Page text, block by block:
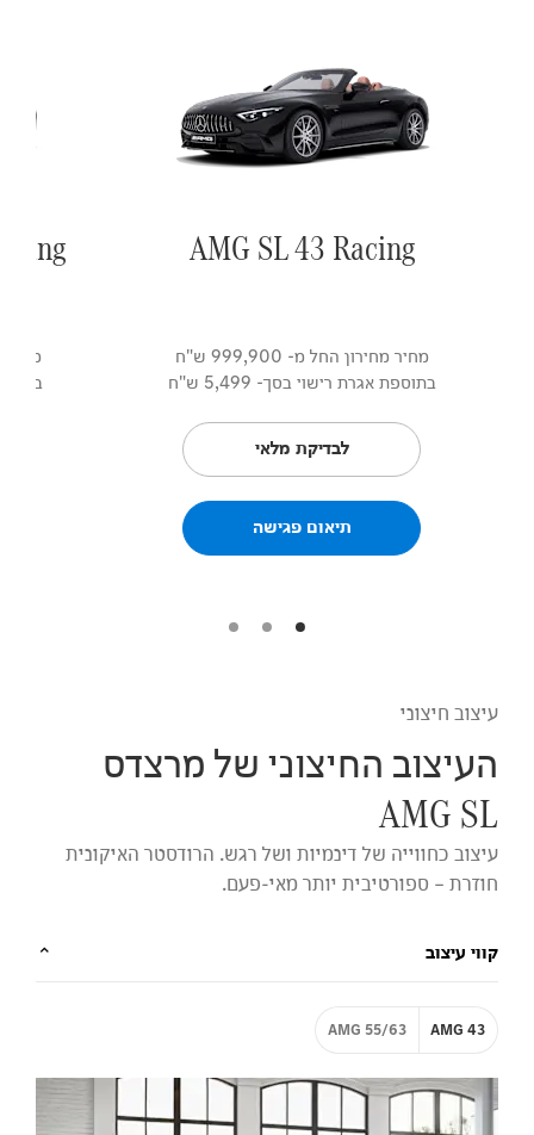
AMG SL 43 Racing
מחיר מחירון החל מ- 999,900 ש"ח
בתוספת אגרת רישוי בסך- 5,499 ש"ח
לבדיקת מלאי
תיאום פגישה
מחיר
עיצוב חיצוני
העיצוב החיצוני של מרצדס
AMG SL
עיצוב כחווייה של דינמיות ושל רגש. הרודסטר האיקונית
חוזרת – ספורטיבית יותר מאי-פעם.
קווי עיצוב
AMG 43
AMG 55/63